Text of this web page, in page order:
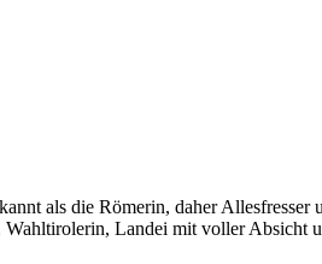
als die Römerin, daher
Landei mit voller Absicht